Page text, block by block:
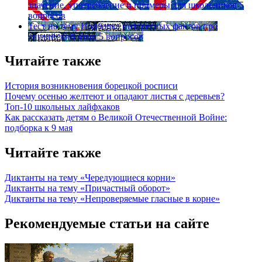
значение, употребление и примеры для школьников 5
вопросов
Тест на тему Подборка интересных фактов про
английский язык 5 вопросов
Читайте также
История возникновения борецкой росписи
Почему осенью желтеют и опадают листья с деревьев?
Топ-10 школьных лайфхаков
Как рассказать детям о Великой Отечественной Войне:
подборка к 9 мая
Читайте также
Диктанты на тему «Чередующиеся корни»
Диктанты на тему «Причастный оборот»
Диктанты на тему «Непроверяемые гласные в корне»
Рекомендуемые статьи на сайте